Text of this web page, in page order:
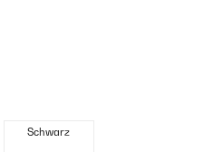
Schwarz